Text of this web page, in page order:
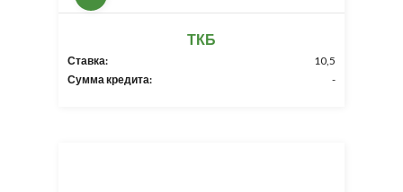
ТКБ
Ставка:
10,5
Сумма кредита:
-